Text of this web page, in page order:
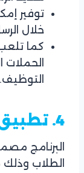
توفير
خلال
كما
التوظيف.
4. تطبيق
البرنامج
الطلاب